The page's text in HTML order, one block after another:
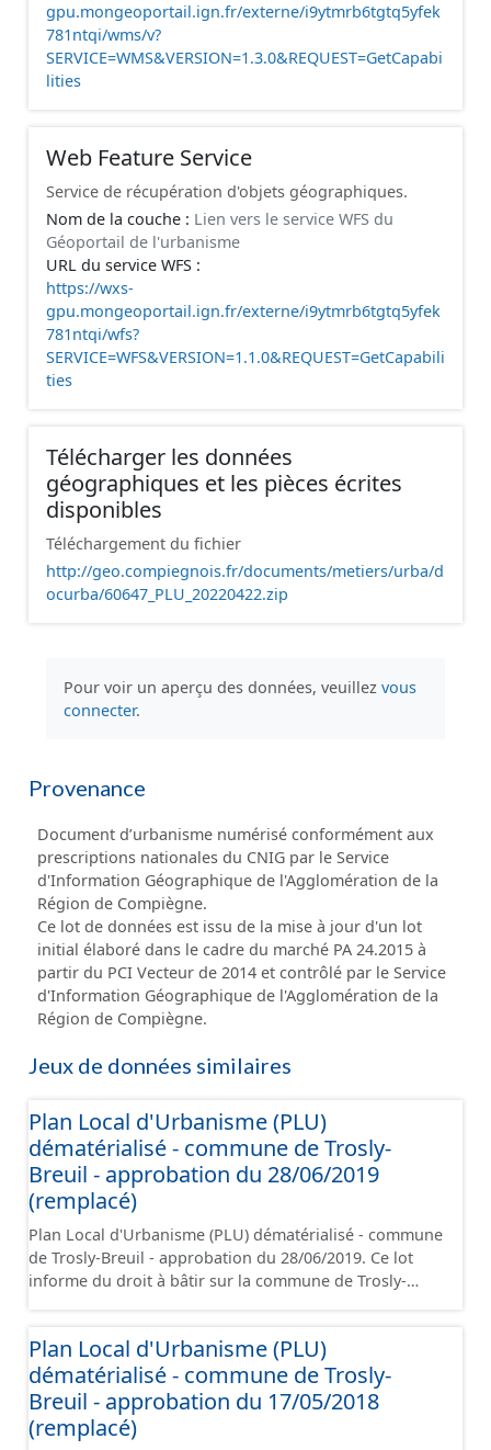
gpu.mongeoportail.ign.fr/externe/i9ytmrb6tgtq5yfek
781ntqi/wms/v?
SERVICE=WMS&VERSION=1.3.0&REQUEST=GetCapabi
lities
Web Feature Service
Service de récupération d'objets géographiques.
Nom de la couche : Lien vers le service WFS du
Géoportail de l'urbanisme
URL du service WFS :
https://wxs-
gpu.mongeoportail.ign.fr/externe/i9ytmrb6tgtq5yfek
781ntqi/wfs?
SERVICE=WFS&VERSION=1.1.0&REQUEST=GetCapabili
ties
Télécharger les données
géographiques et les pièces écrites
disponibles
Téléchargement du fichier
http://geo.compiegnois.fr/documents/metiers/urba/d
ocurba/60647_PLU_20220422.zip
Pour voir un aperçu des données, veuillez vous
connecter.
Provenance
Document d’urbanisme numérisé conformément aux
prescriptions nationales du CNIG par le Service
d'Information Géographique de l'Agglomération de la
Région de Compiègne.
Ce lot de données est issu de la mise à jour d'un lot
initial élaboré dans le cadre du marché PA 24.2015 à
partir du PCI Vecteur de 2014 et contrôlé par le Service
d'Information Géographique de l'Agglomération de la
Région de Compiègne.
Jeux de données similaires
Plan Local d'Urbanisme (PLU)
dématérialisé - commune de Trosly-
Breuil - approbation du 28/06/2019
(remplacé)
Plan Local d'Urbanisme (PLU) dématérialisé - commune
de Trosly-Breuil - approbation du 28/06/2019. Ce lot
informe du droit à bâtir sur la commune de Trosly-
contient les pièces administratives, le rapport de
présentation, le PADD, le règlement (à l'exception des
plans de zonages), les annexes, les orientations
d'aménagement et les données géographiques. Malgré
l'attention portée à la création de ces données, il est
Plan Local d'Urbanisme (PLU)
dématérialisé - commune de Trosly-
Breuil - approbation du 17/05/2018
(remplacé)